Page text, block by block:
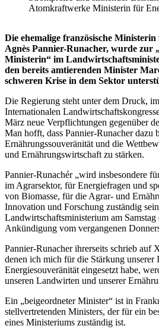
Atomkraftwerke Ministerin für
Die ehemalige französische
Agnès Pannier-Runacher, wurde zur
Ministerin“ im
den bereits amtierenden Minister
schweren Krise in dem Sektor
Die Regierung steht unter dem Druck,
Internationalen
März neue Verpflichtungen gegenüber
Man hofft, dass Pannier-Runacher dazu
Ernährungssouveränität und die
und Ernährungswirtschaft zu stärken.
Pannier-Runachér „wird insbesondere
im Agrarsektor, für Energiefragen und
von Biomasse, für die Agrar- und
Innovation und Forschung zuständig
Landwirtschaftsministerium am
Ankündigung vom vergangenen
Pannier-Runacher ihrerseits schrieb auf
denen ich mich für die Stärkung unserer
Energiesouveränität eingesetzt habe,
unseren Landwirten und unserer
Ein „beigeordneter Minister“ ist in
stellvertretenden Ministers, der für ein
eines Ministeriums zuständig ist.